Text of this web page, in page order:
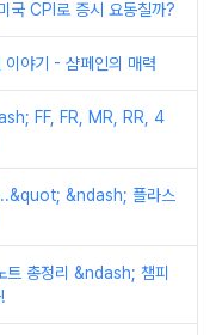
국 CPI로 증시 요동칠까?
이야기 - 샴페인의 매력
FF, FR, MR, RR, 4
&ndash; 플라스
트 총정리 &ndash; 챔피